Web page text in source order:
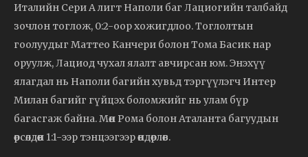
Италийн Сери А лигт Наполи баг Лациогийн талбайд
зочлон тоглож, 0:2-оор хожигдлоо. Тоглолтын
гоолуудыг Маттео Канчери болон Тома Басик нар
оруулж, Лациод чухал ялалт авчирсан юм. Энэхүү
ялагдал нь Наполи багийн хувьд тэргүүлэгч Интер
Милан багийг гүйцэх боломжийг нь улам бүр
багасгаж байна. Мөн Рома болон Аталанта багуудын
өрсөлдөөн 1:1-ээр тэнцээгээр өндөрлөв.